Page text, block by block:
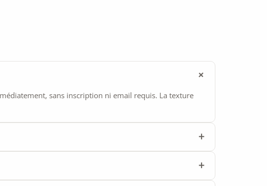
sans inscription ni email requis. La texture